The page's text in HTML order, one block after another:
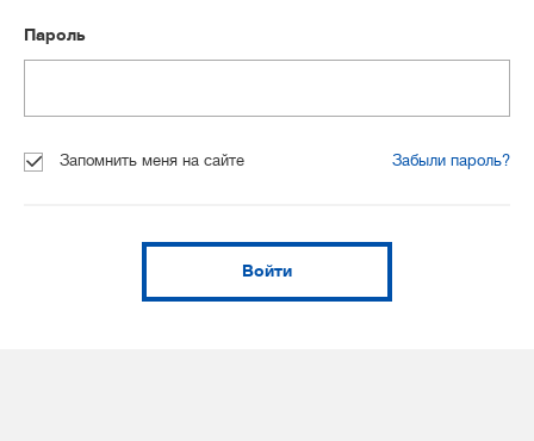
Пароль
Запомнить меня на сайте Забыли пароль?
Войти